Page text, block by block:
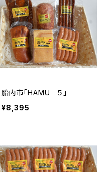
胎内市「HAMU ５」
¥8,395